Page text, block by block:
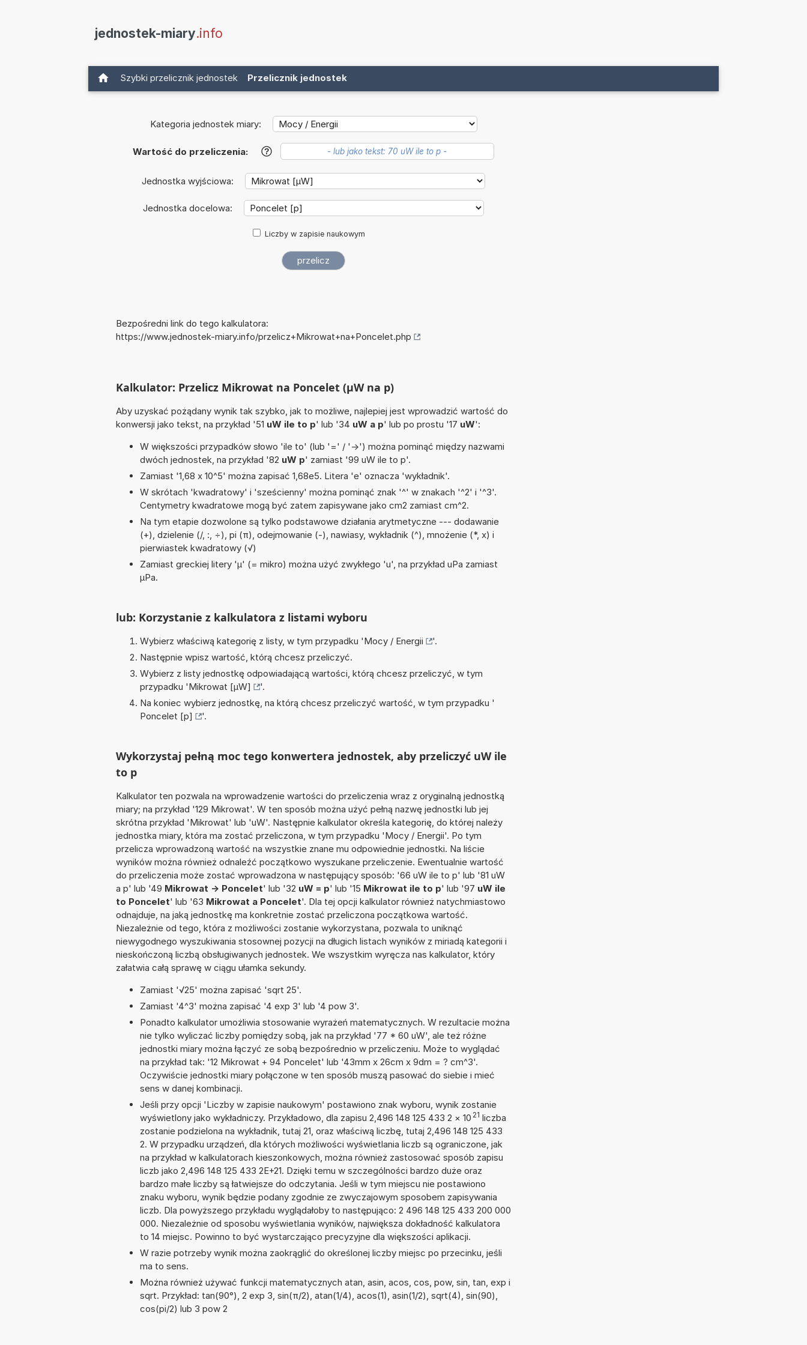
jednostek-miary.info
Szybki przelicznik jednostek Przelicznik jednostek
Kategoria jednostek miary:
Wartość do przeliczenia: ?
Jednostka wyjściowa:
Jednostka docelowa:
Liczby w zapisie naukowym
Bezpośredni link do tego kalkulatora:
https://www.jednostek-miary.info/przelicz+Mikrowat+na+Poncelet.php
Kalkulator: Przelicz Mikrowat na Poncelet (µW na p)
Aby uzyskać pożądany wynik tak szybko, jak to możliwe, najlepiej jest wprowadzić wartość do
konwersji jako tekst, na przykład '51 uW ile to p' lub '34 uW a p' lub po prostu '17 uW':
W większości przypadków słowo 'ile to' (lub '=' / '->') można pominąć między nazwami
dwóch jednostek, na przykład '82 uW p' zamiast '99 uW ile to p'.
Zamiast '1,68 x 10^5' można zapisać 1,68e5. Litera 'e' oznacza 'wykładnik'.
W skrótach 'kwadratowy' i 'sześcienny' można pominąć znak '^' w znakach '^2' i '^3'.
Centymetry kwadratowe mogą być zatem zapisywane jako cm2 zamiast cm^2.
Na tym etapie dozwolone są tylko podstawowe działania arytmetyczne --- dodawanie
(+), dzielenie (/, :, ÷), pi (π), odejmowanie (-), nawiasy, wykładnik (^), mnożenie (*, x) i
pierwiastek kwadratowy (√)
Zamiast greckiej litery 'µ' (= mikro) można użyć zwykłego 'u', na przykład uPa zamiast
µPa.
lub: Korzystanie z kalkulatora z listami wyboru
Wybierz właściwą kategorię z listy, w tym przypadku 'Mocy / Energii
'.
Następnie wpisz wartość, którą chcesz przeliczyć.
Wybierz z listy jednostkę odpowiadającą wartości, którą chcesz przeliczyć, w tym
przypadku 'Mikrowat [µW]
'.
Na koniec wybierz jednostkę, na którą chcesz przeliczyć wartość, w tym przypadku '
Poncelet [p]
'.
Wykorzystaj pełną moc tego konwertera jednostek, aby przeliczyć uW ile
to p
Kalkulator ten pozwala na wprowadzenie wartości do przeliczenia wraz z oryginalną jednostką
miary; na przykład '129 Mikrowat'. W ten sposób można użyć pełną nazwę jednostki lub jej
skrótna przykład 'Mikrowat' lub 'uW'. Następnie kalkulator określa kategorię, do której należy
jednostka miary, która ma zostać przeliczona, w tym przypadku 'Mocy / Energii'. Po tym
przelicza wprowadzoną wartość na wszystkie znane mu odpowiednie jednostki. Na liście
wyników można również odnaleźć początkowo wyszukane przeliczenie. Ewentualnie wartość
do przeliczenia może zostać wprowadzona w następujący sposób: '66 uW ile to p' lub '81 uW
a p' lub '49 Mikrowat -> Poncelet' lub '32 uW = p' lub '15 Mikrowat ile to p' lub '97 uW ile
to Poncelet' lub '63 Mikrowat a Poncelet'. Dla tej opcji kalkulator również natychmiastowo
odnajduje, na jaką jednostkę ma konkretnie zostać przeliczona początkowa wartość.
Niezależnie od tego, która z możliwości zostanie wykorzystana, pozwala to uniknąć
niewygodnego wyszukiwania stosownej pozycji na długich listach wyników z miriadą kategorii i
nieskończoną liczbą obsługiwanych jednostek. We wszystkim wyręcza nas kalkulator, który
załatwia całą sprawę w ciągu ułamka sekundy.
Zamiast '√25' można zapisać 'sqrt 25'.
Zamiast '4^3' można zapisać '4 exp 3' lub '4 pow 3'.
Ponadto kalkulator umożliwia stosowanie wyrażeń matematycznych. W rezultacie można
nie tylko wyliczać liczby pomiędzy sobą, jak na przykład '77 * 60 uW', ale też różne
jednostki miary można łączyć ze sobą bezpośrednio w przeliczeniu. Może to wyglądać
na przykład tak: '12 Mikrowat + 94 Poncelet' lub '43mm x 26cm x 9dm = ? cm^3'.
Oczywiście jednostki miary połączone w ten sposób muszą pasować do siebie i mieć
sens w danej kombinacji.
Jeśli przy opcji 'Liczby w zapisie naukowym' postawiono znak wyboru, wynik zostanie
wyświetlony jako wykładniczy. Przykładowo, dla zapisu 2,496 148 125 433 2 × 10 21 liczba
zostanie podzielona na wykładnik, tutaj 21, oraz właściwą liczbę, tutaj 2,496 148 125 433
2. W przypadku urządzeń, dla których możliwości wyświetlania liczb są ograniczone, jak
na przykład w kalkulatorach kieszonkowych, można również zastosować sposób zapisu
liczb jako 2,496 148 125 433 2E+21. Dzięki temu w szczególności bardzo duże oraz
bardzo małe liczby są łatwiejsze do odczytania. Jeśli w tym miejscu nie postawiono
znaku wyboru, wynik będzie podany zgodnie ze zwyczajowym sposobem zapisywania
liczb. Dla powyższego przykładu wyglądałoby to następująco: 2 496 148 125 433 200 000
000. Niezależnie od sposobu wyświetlania wyników, największa dokładność kalkulatora
to 14 miejsc. Powinno to być wystarczająco precyzyjne dla większości aplikacji.
W razie potrzeby wynik można zaokrąglić do określonej liczby miejsc po przecinku, jeśli
ma to sens.
Można również używać funkcji matematycznych atan, asin, acos, cos, pow, sin, tan, exp i
sqrt. Przykład: tan(90°), 2 exp 3, sin(π/2), atan(1/4), acos(1), asin(1/2), sqrt(4), sin(90),
cos(pi/2) lub 3 pow 2